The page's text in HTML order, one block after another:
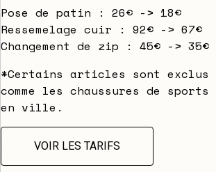
Pose de patin : 26€ -> 18€
Ressemelage cuir : 92€ -> 67€
Changement de zip : 45€ -> 35€
*Certains articles sont exclus
comme les chaussures de
en ville.
VOIR LES TARIFS